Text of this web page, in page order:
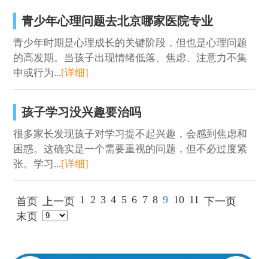
青少年心理问题去北京哪家医院专业
青少年时期是心理成长的关键阶段，但也是心理问题
的高发期。当孩子出现情绪低落、焦虑、注意力不集
中或行为...[详细]
孩子学习没兴趣要治吗
很多家长发现孩子对学习提不起兴趣，会感到焦虑和
困惑。这确实是一个需要重视的问题，但不必过度紧
张。学习...[详细]
首页 上一页 1 2 3 4 5 6 7 8 9 10 11 下一页
末页